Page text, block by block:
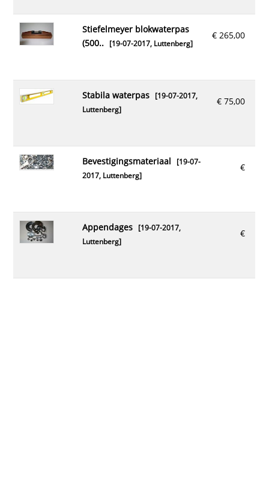
€ 265,00
stiefelmeyer blokwaterpas
(500..[19-07-2017, Luttenberg]
€ 75,00
stabila waterpas[19-07-2017,
Luttenberg]
€
bevestigingsmateriaal [19-07-
2017, Luttenberg]
€
appendages[19-07-2017,
Luttenberg]